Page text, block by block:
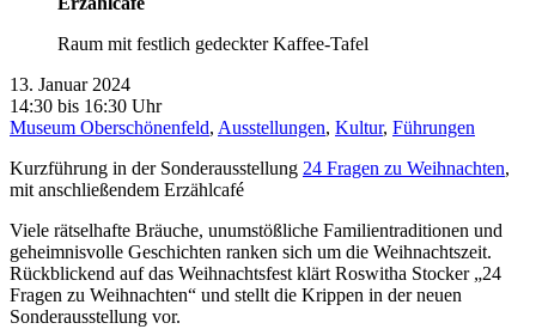
Raum mit festlich gedeckter Kaffee-Tafel
13. Januar 2024
14:30 bis 16:30 Uhr
Museum Oberschönenfeld, Ausstellungen, Kultur, Führungen
Kurzführung in der Sonderausstellung 24 Fragen zu Weihnachten,
mit anschließendem Erzählcafé
Viele rätselhafte Bräuche, unumstößliche Familientraditionen und
geheimnisvolle Geschichten ranken sich um die Weihnachtszeit.
Rückblickend auf das Weihnachtsfest klärt Roswitha Stocker „24
Fragen zu Weihnachten“ und stellt die Krippen in der neuen
Sonderausstellung vor.